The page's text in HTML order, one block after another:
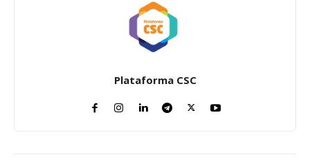
Plataforma CSC